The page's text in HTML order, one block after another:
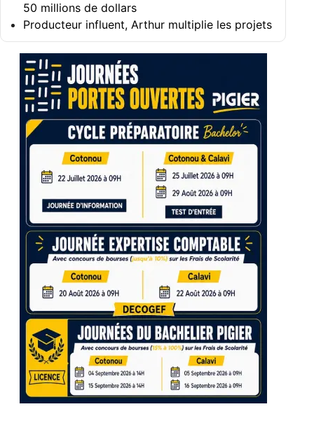
50 millions de dollars
Producteur influent, Arthur multiplie les projets